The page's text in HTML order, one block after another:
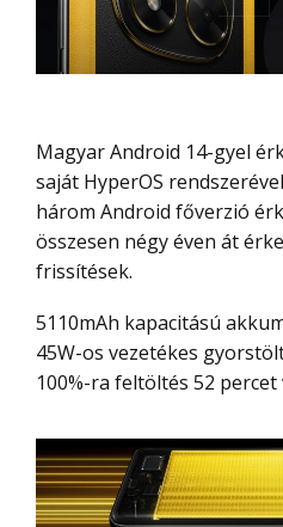
Magyar Android 14-gyel érkezett a Xiaomi
saját HyperOS
három Android főverzió
összesen négy éven át
frissítések.
5110mAh kapacitású akkumulátor került bele és
45W-os vezetékes
100%-ra feltöltés 52 percet